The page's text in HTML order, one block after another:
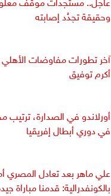
وحقيقة تجدُد إصابته
آخر تطورات مفاوضات الأهلي
أكرم توفيق
أورلاندو في الصدارة، ترتيب
في دوري أبطال إفريقيا
علي ماهر بعد تعادل المصري
بالكونفدرالية: قدمنا مباراة